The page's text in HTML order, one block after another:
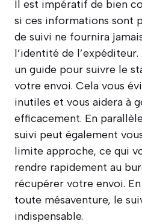
Il est impératif de bien
si ces informations sont
de suivi ne fournira
l’identité de
un guide pour suivre le
votre envoi. Cela vous
inutiles et vous aidera à
efficacement. En
suivi peut également
limite approche, ce qui
rendre rapidement au
récupérer votre envoi.
toute mésaventure, le
indispensable.